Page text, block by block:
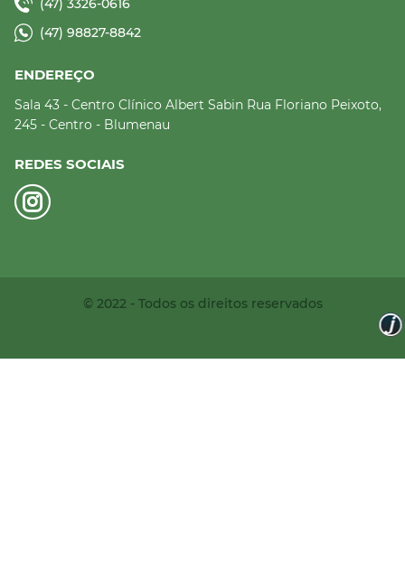
(47) 3326-0616
(47) 98827-8842
ENDEREÇO
Sala 43 - Centro Clínico Albert Sabin Rua Floriano Peixoto,
245 - Centro - Blumenau
REDES SOCIAIS
© 2022 - Todos os direitos reservados